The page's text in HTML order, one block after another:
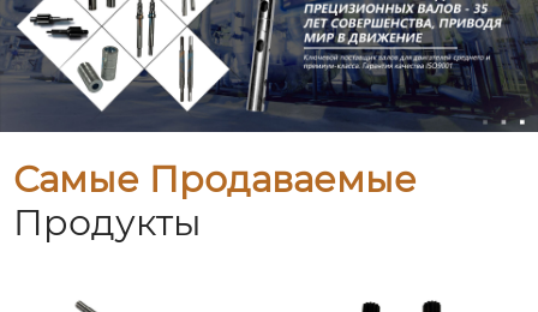
Самые Продаваемые
Продукты